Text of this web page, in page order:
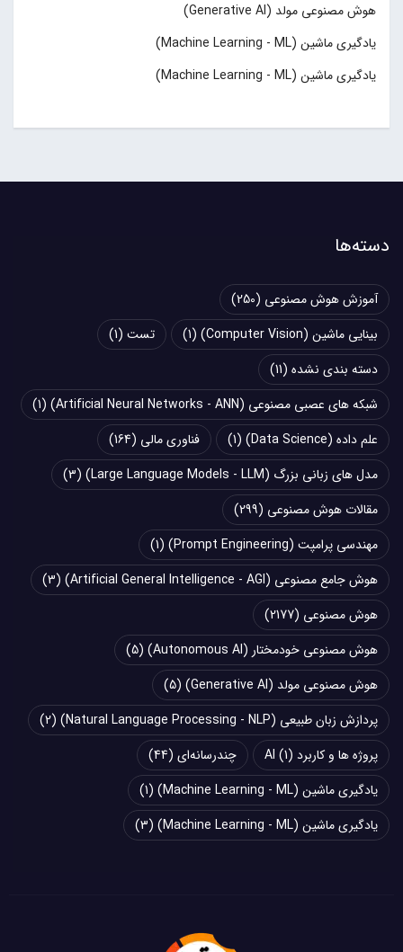
هوش مصنوعی مولد (Generative AI)
یادگیری ماشین (Machine Learning - ML)
یادگیری ماشین (Machine Learning - ML)
دسته‌ها
آموزش هوش مصنوعی (250)
بینایی ماشین (Computer Vision)
(1) تست (1)
دسته بندی نشده (11)
شبکه های عصبی مصنوعی (Artificial Neural Networks - ANN)
(1)
علم داده (Data Science)
(1) فناوری مالی (164)
مدل های زبانی بزرگ (Large Language Models - LLM)
(3)
مقالات هوش مصنوعی (299)
مهندسی پرامپت (Prompt Engineering)
(1)
هوش جامع مصنوعی (Artificial General Intelligence - AGI)
(3)
هوش مصنوعی (2177)
هوش مصنوعی خودمختار (Autonomous AI)
(5)
هوش مصنوعی مولد (Generative AI)
(5)
پردازش زبان طبیعی (Natural Language Processing - NLP)
(2)
پروژه ها و کاربرد AI (1) چند‌‌رسانه‌ای (44)
یادگیری ماشین (Machine Learning - ML)
(1)
یادگیری ماشین (Machine Learning - ML)
(3)